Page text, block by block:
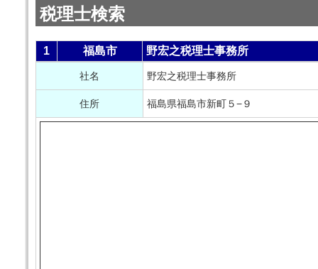
税理士検索
1 福島市 野宏之税理士事務所
社名 野宏之税理士事務所
住所 福島県福島市新町５−９